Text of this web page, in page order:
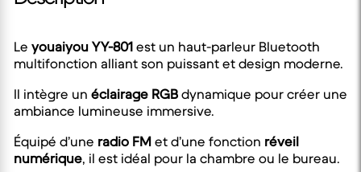
Le youaiyou YY-801est un haut-parleur Bluetooth
multifonction alliant son puissant et design moderne.
Il intègre un éclairage RGBdynamique pour créer une
ambiance lumineuse immersive.
Équipé d’une radio FMet d’une fonction réveil
numérique, il est idéal pour la chambre ou le bureau.